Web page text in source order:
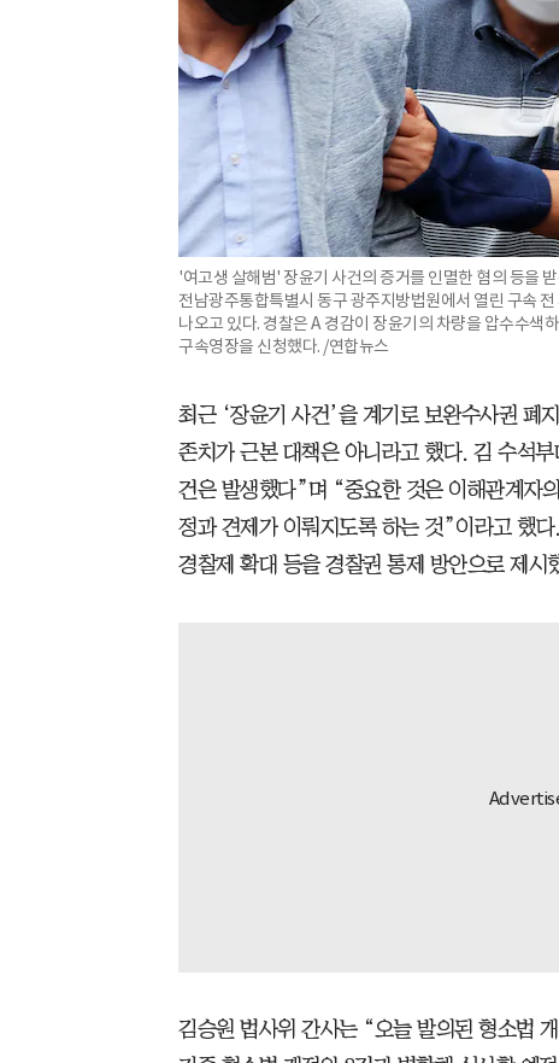
'여고생 살해범' 장윤기 사건의 증거를 인멸한 혐의 등을
전남광주통합특별시 동구 광주지방법원에서 열린 구속
나오고 있다. 경찰은 A 경감이 장윤기의 차량을 압수수
구속영장을 신청했다. /연합뉴스
최근 ‘장윤기 사건’을 계기로 보완수사권 폐
존치가 근본 대책은 아니라고 했다. 김 수석
건은 발생했다”며 “중요한 것은 이해관계자
정과 견제가 이뤄지도록 하는 것”이라고 했
경찰제 확대 등을 경찰권 통제 방안으로 제시
김승원 법사위 간사는 “오늘 발의된 형소법